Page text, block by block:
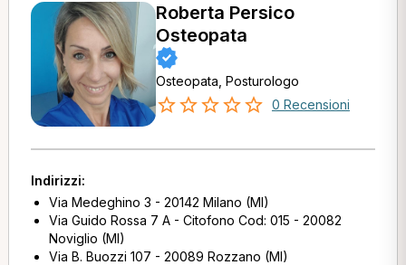
Roberta Persico
Osteopata
Osteopata, Posturologo
0 Recensioni
Indirizzi:
Via Medeghino 3 - 20142 Milano (MI)
Via Guido Rossa 7 A - Citofono Cod: 015 - 20082
Noviglio (MI)
Via B. Buozzi 107 - 20089 Rozzano (MI)